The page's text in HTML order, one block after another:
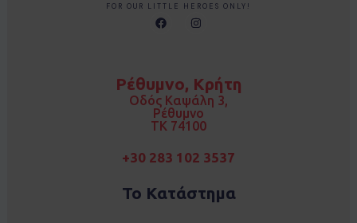
FOR OUR LITTLE HEROES ONLY!
F
a
o
I
n
r
a
m
Ρέθυμνο, Κρήτη
Οδός Καψάλη 3,
Ρέθυμνο
TK 74100
+30 283 102 3537
Το Κατάστημα